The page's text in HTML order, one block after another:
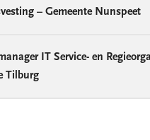
– Gemeente Nunspeet
IT Service- en
Tilburg